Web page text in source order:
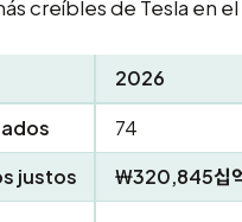
creíbles de Tesla en
2026
74
justos
₩320,845십